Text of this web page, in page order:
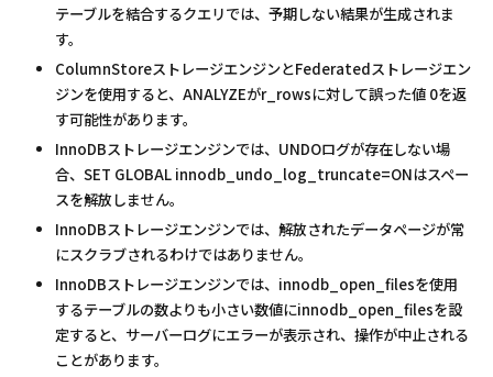
テーブルを結合するクエリでは、予期しない結果が生成されま
す。
ColumnStoreストレージエンジンとFederatedストレージエン
ジンを使用すると、ANALYZEがr_rowsに対して誤った値 0を返
す可能性があります。
InnoDBストレージエンジンでは、UNDOログが存在しない場
合、SET GLOBAL innodb_undo_log_truncate=ONはスペー
スを解放しません。
InnoDBストレージエンジンでは、解放されたデータページが常
にスクラブされるわけではありません。
InnoDBストレージエンジンでは、innodb_open_filesを使用
するテーブルの数よりも小さい数値にinnodb_open_filesを設
定すると、サーバーログにエラーが表示され、操作が中止される
ことがあります。